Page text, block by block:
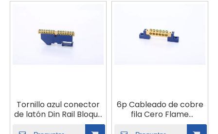
Tornillo azul conector
de latón Din Rail Bloque
de cobre Terminal
6p Cableado de cobre
fila Cero Flame
Conexión Tornillo